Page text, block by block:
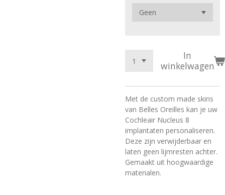
In
winkelwagen
Met de custom made skins
van Belles Oreilles kan je uw
Cochleair Nucleus 8
implantaten personaliseren.
Deze zijn verwijderbaar en
laten geen lijmresten achter.
Gemaakt uit hoogwaardige
materialen.